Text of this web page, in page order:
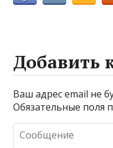
Добавить
Ваш адрес email не
Обязательные поля